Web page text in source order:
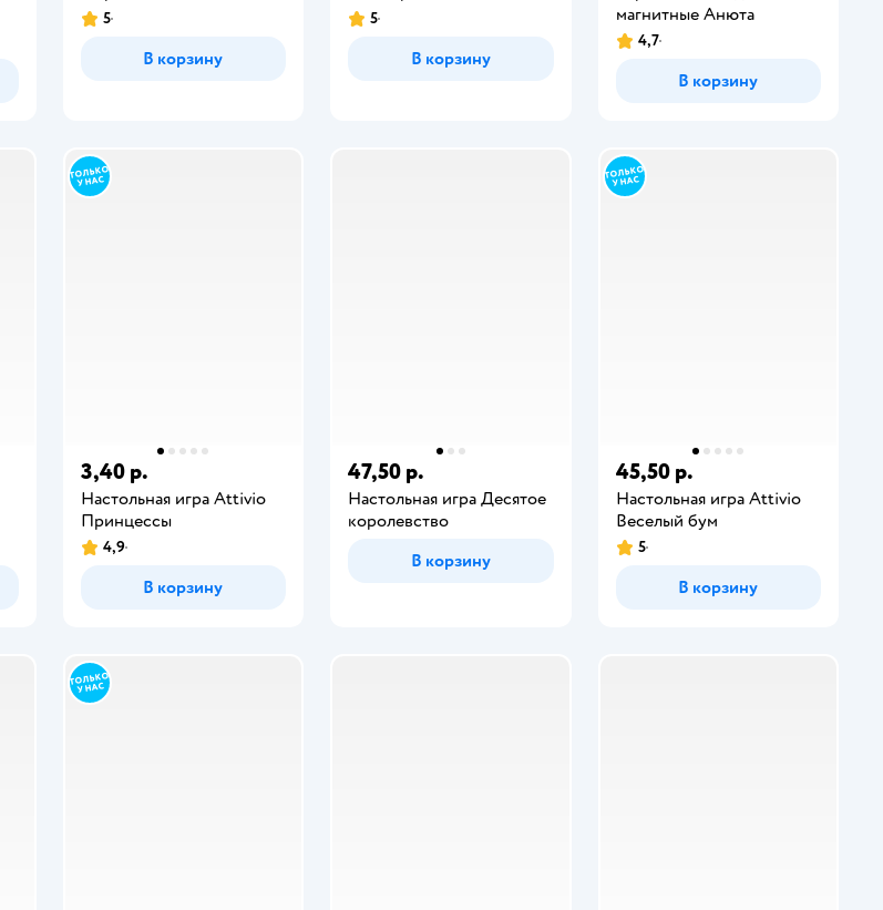
5
В корзину
5
В корзину
магнитные Анюта
4,7
В корзину
3,40 р.
Настольная игра Attivio
Принцессы
4,9
В корзину
47,50 р.
Настольная игра Десятое
королевство
В корзину
45,50 р.
Настольная игра Attivio
Веселый бум
5
В корзину